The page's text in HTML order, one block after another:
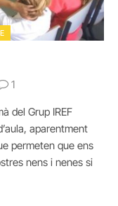
1
del Grup IREF
aparentment
permeten que ens
nens i nenes si